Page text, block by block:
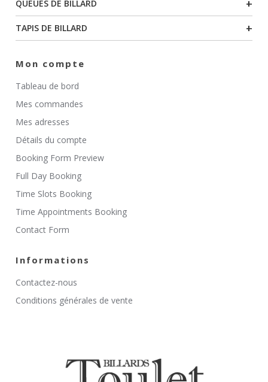
QUEUES DE BILLARD +
TAPIS DE BILLARD +
Mon compte
Tableau de bord
Mes commandes
Mes adresses
Détails du compte
Booking Form Preview
Full Day Booking
Time Slots Booking
Time Appointments Booking
Contact Form
Informations
Contactez-nous
Conditions générales de vente